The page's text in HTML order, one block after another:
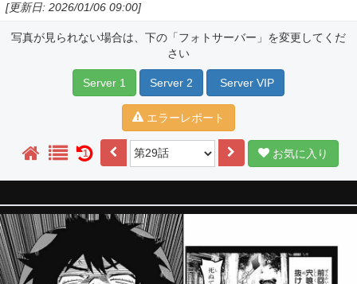
[更新日: 2026/01/06 09:00]
写真が見られない場合は、下の「フォトサーバー」を変更してくだ
さい
Server 1 Server 2 Server VIP
エラーレポート
1 お気に入り